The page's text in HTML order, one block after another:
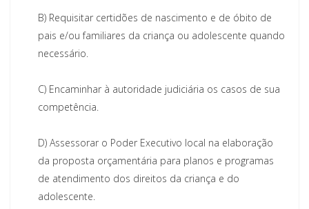
B) Requisitar certidões de nascimento e de óbito de
pais e/ou familiares da criança ou adolescente quando
necessário.
C) Encaminhar à autoridade judiciária os casos de sua
competência.
D) Assessorar o Poder Executivo local na elaboração
da proposta orçamentária para planos e programas
de atendimento dos direitos da criança e do
adolescente.